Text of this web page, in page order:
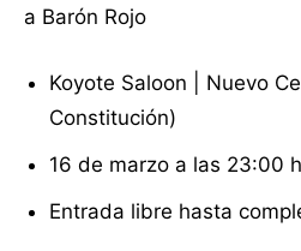
a Barón Rojo
Koyote Saloon | Nuevo
Constitución)
16 de marzo a las 23:00
Entrada libre hasta